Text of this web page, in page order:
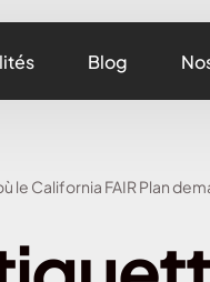
Blog
le California FAIR Plan